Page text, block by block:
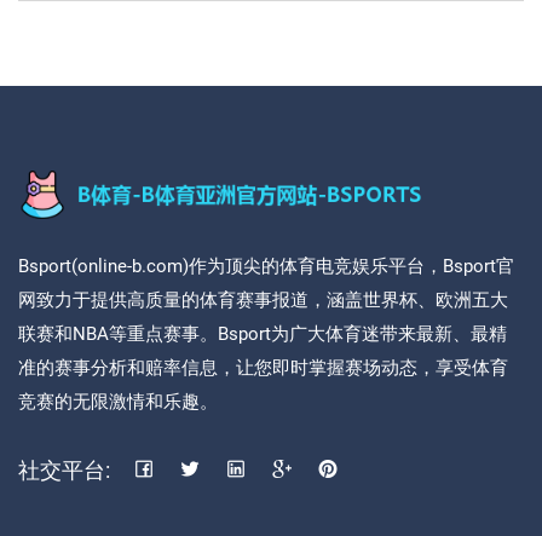
Bsport(online-b.com)作为顶尖的体育电竞娱乐平台，Bsport官
网致力于提供高质量的体育赛事报道，涵盖世界杯、欧洲五大
联赛和NBA等重点赛事。Bsport为广大体育迷带来最新、最精
准的赛事分析和赔率信息，让您即时掌握赛场动态，享受体育
竞赛的无限激情和乐趣。
社交平台: